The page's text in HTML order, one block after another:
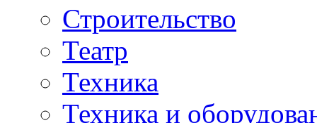
Строительство
Театр
Техника
Техника и